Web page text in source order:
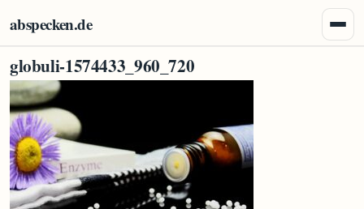
abspecken.de
globuli-1574433_960_720